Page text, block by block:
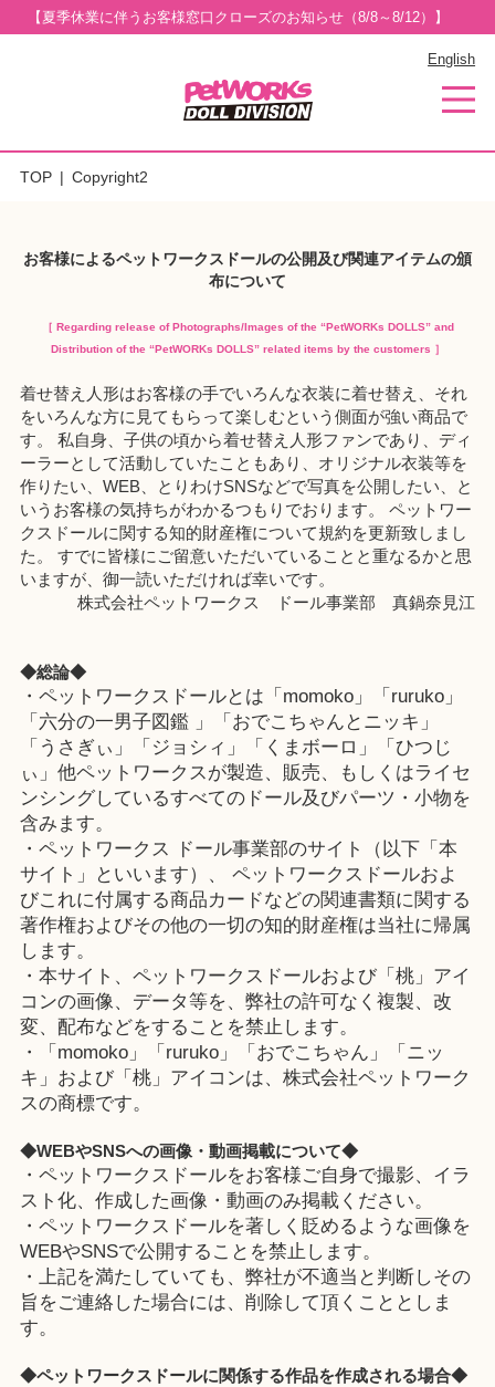
【夏季休業に伴うお客様窓口クローズのお知らせ（8/8～8/12）】
English
TOP Copyright2
お客様によるペットワークスドールの公開及び関連アイテムの頒
布について
［ Regarding release of Photographs/Images of the “PetWORKs DOLLS” and
Distribution of the “PetWORKs DOLLS” related items by the customers ］
着せ替え人形はお客様の手でいろんな衣装に着せ替え、それ
をいろんな方に見てもらって楽しむという側面が強い商品で
す。 私自身、子供の頃から着せ替え人形ファンであり、ディ
ーラーとして活動していたこともあり、オリジナル衣装等を
作りたい、WEB、とりわけSNSなどで写真を公開したい、と
いうお客様の気持ちがわかるつもりでおります。 ペットワー
クスドールに関する知的財産権について規約を更新致しまし
た。 すでに皆様にご留意いただいていることと重なるかと思
いますが、御一読いただければ幸いです。
株式会社ペットワークス ドール事業部 真鍋奈見江
◆総論◆
・ペットワークスドールとは「momoko」「ruruko」
「六分の一男子図鑑 」「おでこちゃんとニッキ」
「うさぎぃ」「ジョシィ」「くまボーロ」「ひつじ
ぃ」他ペットワークスが製造、販売、もしくはライセ
ンシングしているすべてのドール及びパーツ・小物を
含みます。
・ペットワークス ドール事業部のサイト（以下「本
サイト」といいます）、 ペットワークスドールおよ
びこれに付属する商品カードなどの関連書類に関する
著作権およびその他の一切の知的財産権は当社に帰属
します。
・本サイト、ペットワークスドールおよび「桃」アイ
コンの画像、データ等を、弊社の許可なく複製、改
変、配布などをすることを禁止します。
・「momoko」「ruruko」「おでこちゃん」「ニッ
キ」および「桃」アイコンは、株式会社ペットワーク
スの商標です。
◆WEBやSNSへの画像・動画掲載について◆
・ペットワークスドールをお客様ご自身で撮影、イラ
スト化、作成した画像・動画のみ掲載ください。
・ペットワークスドールを著しく貶めるような画像を
WEBやSNSで公開することを禁止します。
・上記を満たしていても、弊社が不適当と判断しその
旨をご連絡した場合には、削除して頂くこととしま
す。
◆ペットワークスドールに関係する作品を作成される場合◆